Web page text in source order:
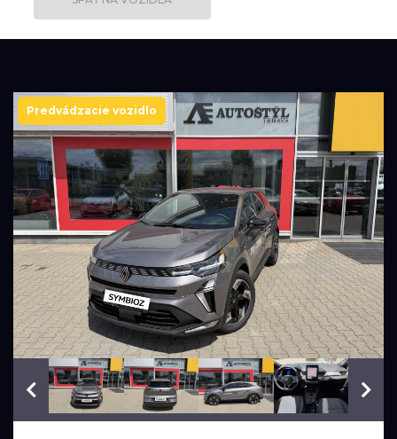
Predvádzacie vozidlo
VIN: VF1RJB00976891556